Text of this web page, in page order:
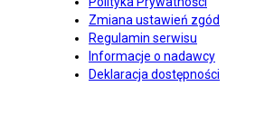
Zmiana ustawień zgód
Regulamin serwisu
Informacje o nadawcy
Deklaracja dostępności